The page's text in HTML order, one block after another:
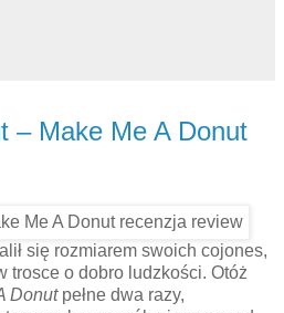
– Make Me A Donut
się rozmiarem swoich cojones,
trosce o dobro ludzkości. Otóż
Donutpełne dwa razy,